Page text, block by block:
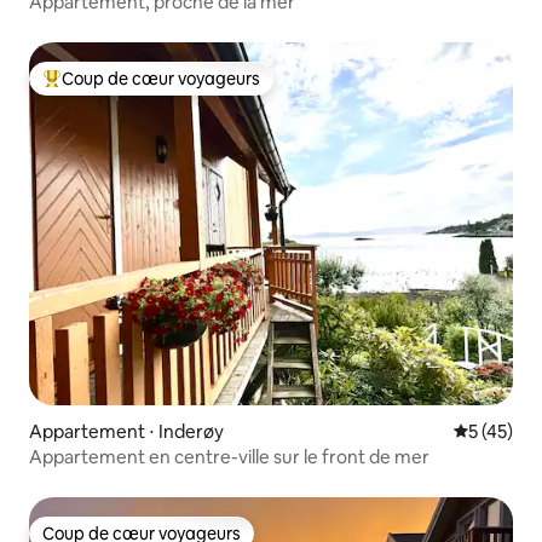
Coups de cœur voyageurs les plus appréciés
Coup de cœur voyageurs
Appartement ⋅ Inderøy
5 (45)
Appartement en centre-ville sur le front de mer
Coup de cœur voyageurs